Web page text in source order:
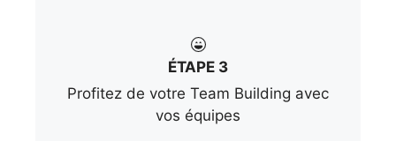
ÉTAPE 3
Profitez de votre Team Building avec
vos équipes